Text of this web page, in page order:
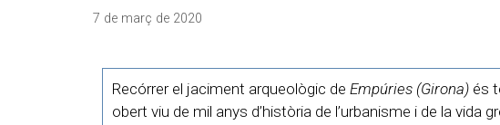
7 de març de 2020
Recórrer el jaciment arqueològic de Empúries (Girona) és
obert viu de mil anys d’història de l’urbanisme i de la vida